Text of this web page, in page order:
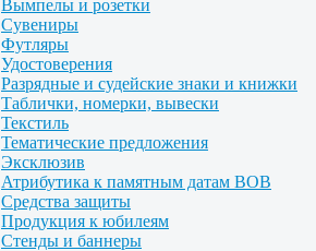
Вымпелы и розетки
Сувениры
Футляры
Удостоверения
Разрядные и судейские знаки и книжки
Таблички, номерки, вывески
Текстиль
Тематические предложения
Эксклюзив
Атрибутика к памятным датам ВОВ
Средства защиты
Продукция к юбилеям
Стенды и баннеры